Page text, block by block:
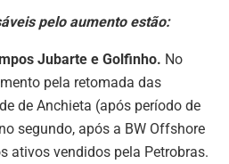
pelo aumento estão:
Jubarte e Golfinho. No
pela retomada das
de Anchieta (após período de
segundo, após a BW Offshore
ativos vendidos pela Petrobras.